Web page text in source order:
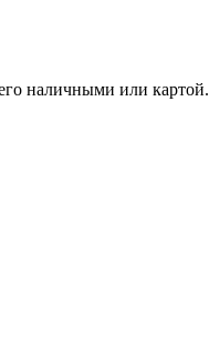
наличными или картой.